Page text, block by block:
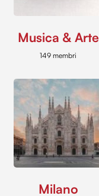
Musica & Arte
149 membri
Milano